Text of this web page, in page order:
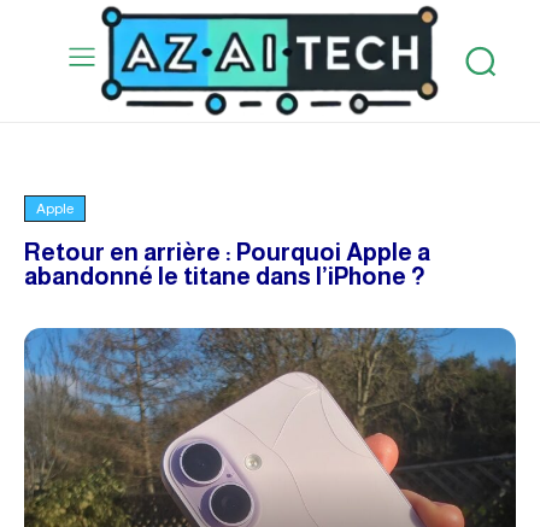
Apple
Retour en arrière : Pourquoi Apple a
abandonné le titane dans l’iPhone ?